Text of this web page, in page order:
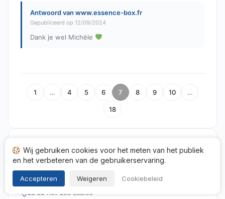
Antwoord van www.essence-box.fr
Gepubliceerd op 12/09/2024
Dank je wel Michèle
1 … 4 5 6 7 8 9 10 …
18
sas
za du riot des saules
Wij gebruiken cookies voor het meten van het publiek
en het verbeteren van de gebruikerservaring.
Accepteren Weigeren Cookiebeleid